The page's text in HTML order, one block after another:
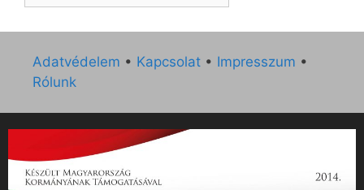
Adatvédelem • Kapcsolat • Impresszum •
Rólunk